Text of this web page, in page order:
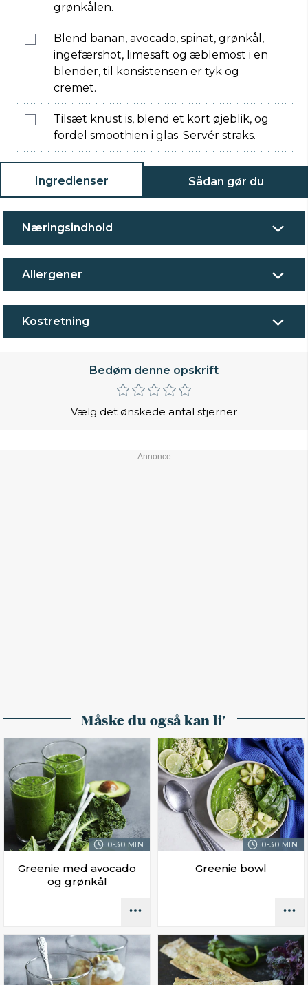
grønkålen.
Blend banan, avocado, spinat, grønkål,
ingefærshot, limesaft og æblemost i en
blender, til konsistensen er tyk og
cremet.
Tilsæt knust is, blend et kort øjeblik, og
fordel smoothien i glas. Servér straks.
Ingredienser Sådan gør du
Næringsindhold
Allergener
Kostretning
Bedøm denne opskrift
Vælg det ønskede antal stjerner
Måske du også kan li'
0-30 MIN.
Greenie med avocado
og grønkål
0-30 MIN.
Greenie bowl